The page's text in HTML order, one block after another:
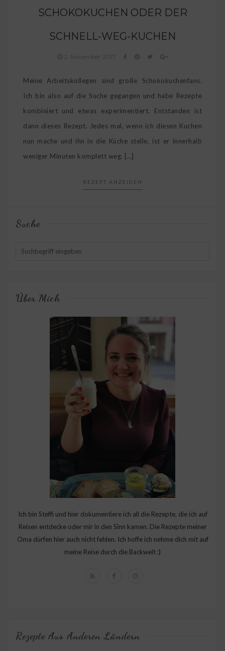
SCHOKOKUCHEN ODER DER
SCHNELL-WEG-KUCHEN
2. November 2017
Meine Arbeitskollegen sind große Schokokuchenfans.
Ich bin also auf die Suche gegangen und habe Rezepte
kombiniert und etwas experimentiert. Entstanden ist
dann dieses Rezept. Jedes mal, wenn ich diesen Kuchen
nun mache und ihn in die Küche stelle, ist er innerhalb
weniger Minuten komplett weg. […]
REZEPT ANZEIGEN
Suche
Über Mich
Ich bin Steffi und hier dokumentiere ich all die Rezepte, die ich auf
Reisen entdecke oder mir in den Sinn kamen. Die Rezepte meiner
Oma dürfen hier auch nicht fehlen. Ich hoffe ich nehme dich mit auf
meine Reise durch die Backwelt :)
Rezepte Aus Anderen Ländern